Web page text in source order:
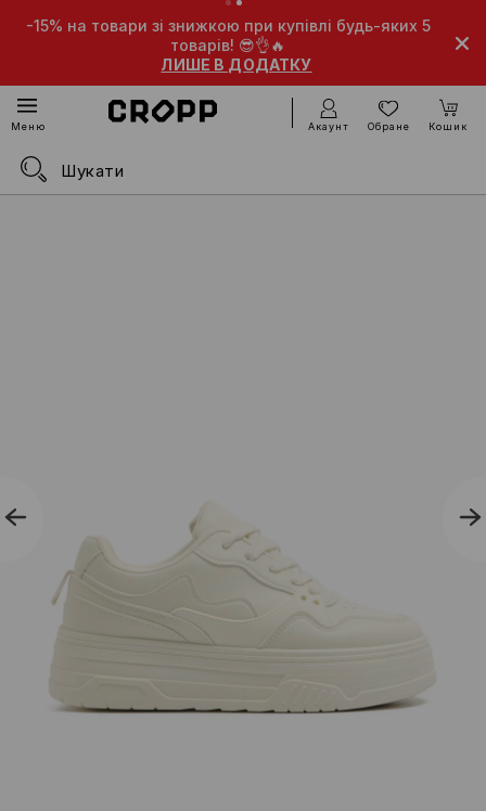
-15% на товари зі знижкою при купівлі будь-яких 5
товарів! 😎👌🔥
ЛИШЕ В ДОДАТКУ
Меню Акаунт Обране Кошик